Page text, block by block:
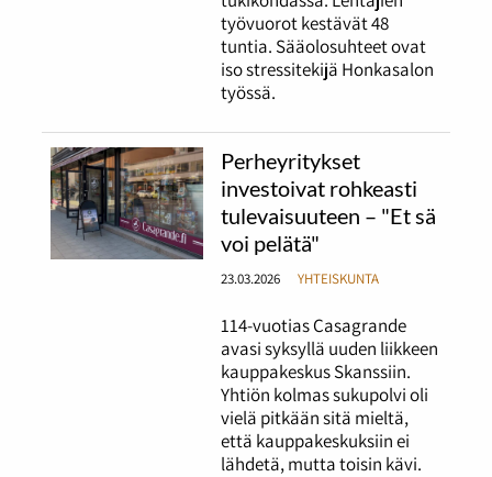
työvuorot kestävät 48
tuntia. Sääolosuhteet ovat
iso stressitekijä Honkasalon
työssä.
Perheyritykset
investoivat rohkeasti
tulevaisuuteen – "Et sä
voi pelätä"
23.03.2026 YHTEISKUNTA
114-vuotias Casagrande
avasi syksyllä uuden liikkeen
kauppakeskus Skanssiin.
Yhtiön kolmas sukupolvi oli
vielä pitkään sitä mieltä,
että kauppakeskuksiin ei
lähdetä, mutta toisin kävi.